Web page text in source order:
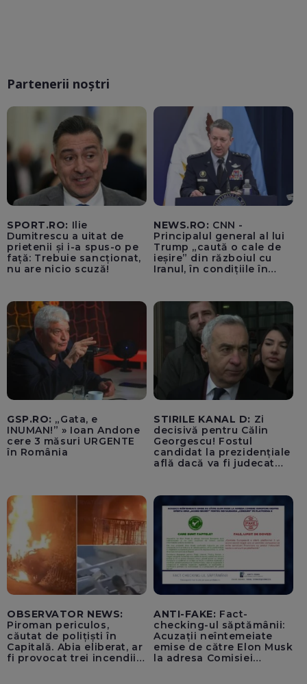
Partenerii noștri
SPORT.RO: Ilie
Dumitrescu a uitat de
prietenii și i-a spus-o pe
față: Trebuie sancționat,
nu are nicio scuză!
NEWS.RO: CNN -
Principalul general al lui
Trump „caută o cale de
ieșire” din războiul cu
Iranul, în condițiile în
GSP.RO: „Gata, e
INUMAN!” » Ioan Andone
cere 3 măsuri URGENTE
în România
STIRILE KANAL D: Zi
decisivă pentru Călin
Georgescu! Fostul
candidat la prezidențiale
află dacă va fi judecat
OBSERVATOR NEWS:
Piroman periculos,
căutat de polițiști în
Capitală. Abia eliberat, ar
fi provocat trei incendii
ANTI-FAKE: Fact-
checking-ul săptămânii:
Acuzații neîntemeiate
emise de către Elon Musk
la adresa Comisiei